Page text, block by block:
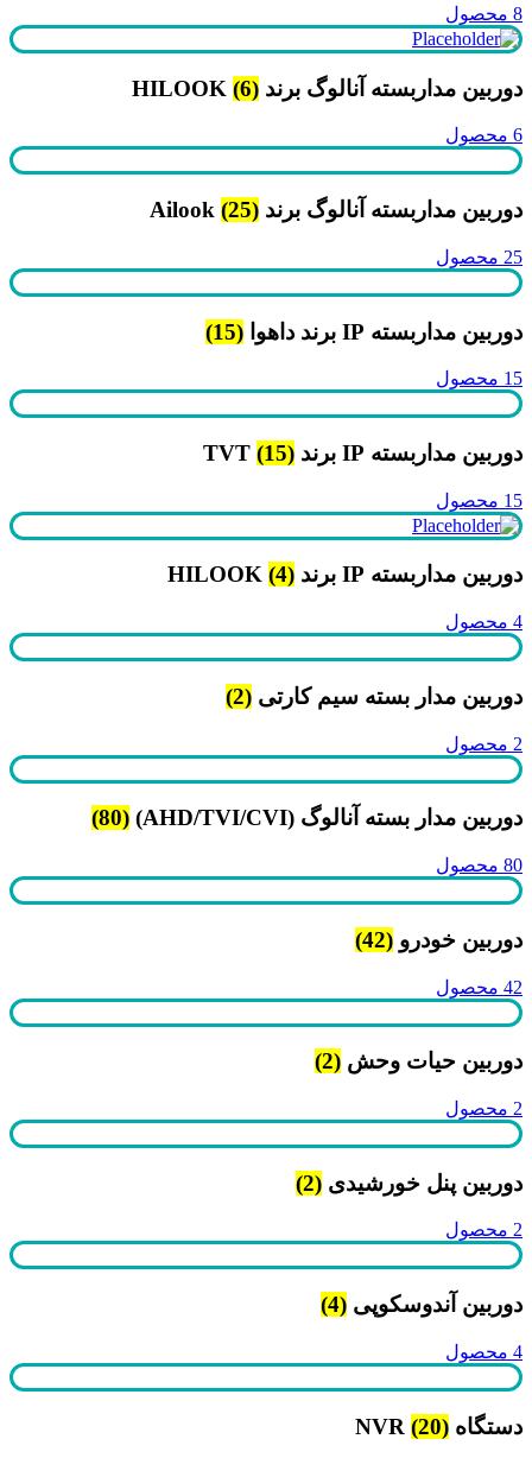
8 محصول
دوربین مداربسته آنالوگ برند HILOOK (6)
6 محصول
دوربین مداربسته آنالوگ برند Ailook (25)
25 محصول
دوربین مداربسته IP برند داهوا (15)
15 محصول
دوربین مداربسته IP برند TVT (15)
15 محصول
دوربین مداربسته IP برند HILOOK (4)
4 محصول
دوربین مدار بسته سیم کارتی (2)
2 محصول
دوربین مدار بسته آنالوگ (AHD/TVI/CVI) (80)
80 محصول
دوربین خودرو (42)
42 محصول
دوربین حیات وحش (2)
2 محصول
دوربین پنل خورشیدی (2)
2 محصول
دوربین آندوسکوپی (4)
4 محصول
دستگاه NVR (20)